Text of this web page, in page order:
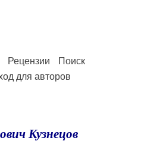
Рецензии
Поиск
для авторов
Кузнецов